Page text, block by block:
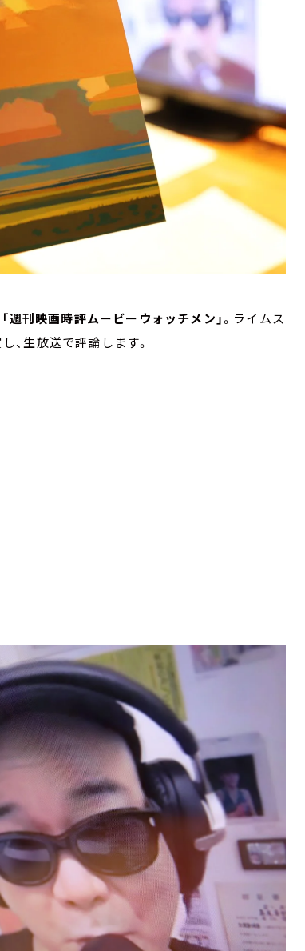
「週刊映画時評ムービーウォッチメン」。ライムス
、生放送で評論します。